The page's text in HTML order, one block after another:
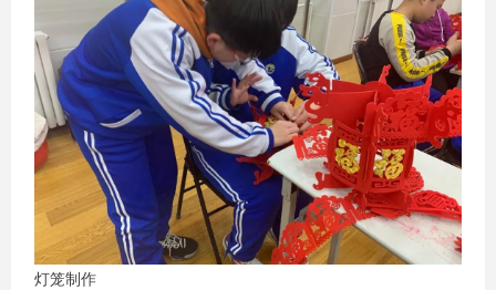
灯笼制作